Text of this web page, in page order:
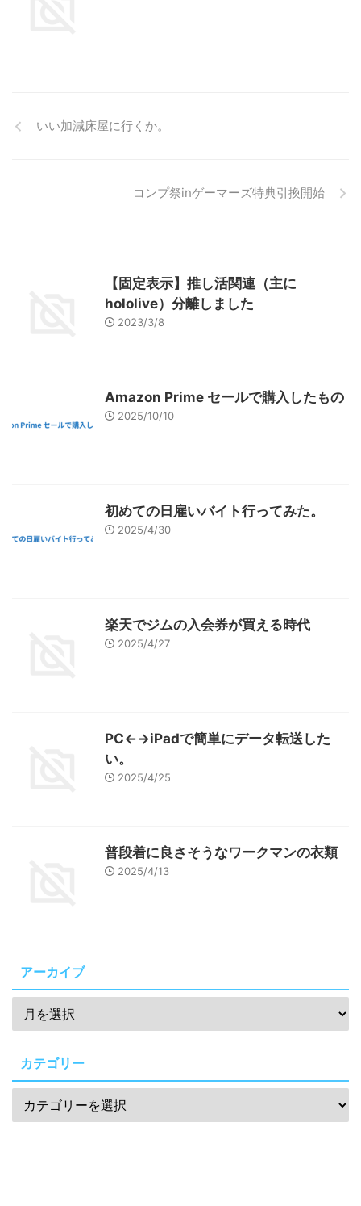
いい加減床屋に行くか。
コンプ祭inゲーマーズ特典引換開始
【固定表示】推し活関連（主に
hololive）分離しました
2023/3/8
Amazon Prime セールで購入したもの
2025/10/10
初めての日雇いバイト行ってみた。
2025/4/30
楽天でジムの入会券が買える時代
2025/4/27
PC←→iPadで簡単にデータ転送した
い。
2025/4/25
普段着に良さそうなワークマンの衣類
2025/4/13
アーカイブ
カテゴリー